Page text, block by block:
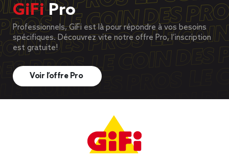
GiFiPro
Professionnels, GiFi est là pour répondre à vos besoins
spécifiques. Découvrez vite notre offre Pro, l’inscription
est gratuite!
Voir l’offre Pro